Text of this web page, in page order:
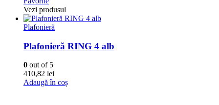
Vezi produsul
Plafonieră
Plafonieră RING 4 alb
0 out of 5
410,82 lei
Adaugă în coș